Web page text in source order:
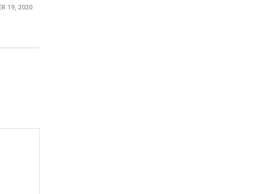
19, 2020